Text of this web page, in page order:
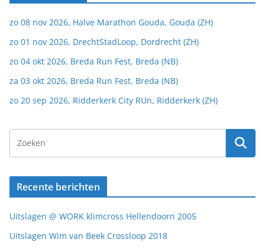
zo 08 nov 2026, Halve Marathon Gouda, Gouda (ZH)
zo 01 nov 2026, DrechtStadLoop, Dordrecht (ZH)
zo 04 okt 2026, Breda Run Fest, Breda (NB)
za 03 okt 2026, Breda Run Fest, Breda (NB)
zo 20 sep 2026, Ridderkerk City RUn, Ridderkerk (ZH)
Recente berichten
Uitslagen @ WORK klimcross Hellendoorn 2005
Uitslagen Wim van Beek Crossloop 2018